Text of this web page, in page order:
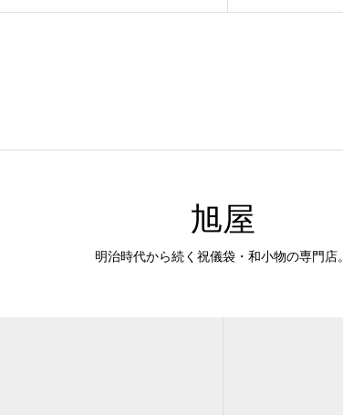
旭屋
明治時代から続く祝儀袋・和小物の専門店。